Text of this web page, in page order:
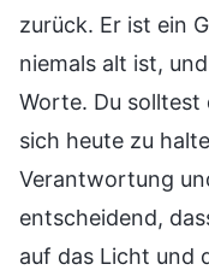
zurück. Er ist ein
niemals alt ist,
Worte. Du solltest
sich heute zu
Verantwortung
entscheidend,
auf das Licht und